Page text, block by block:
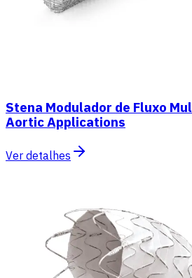
Stena Modulador de Fluxo
Aortic Applications
Ver detalhes